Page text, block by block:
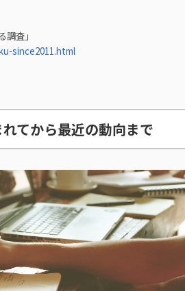
査」
since2011.html
てから最近の動向まで